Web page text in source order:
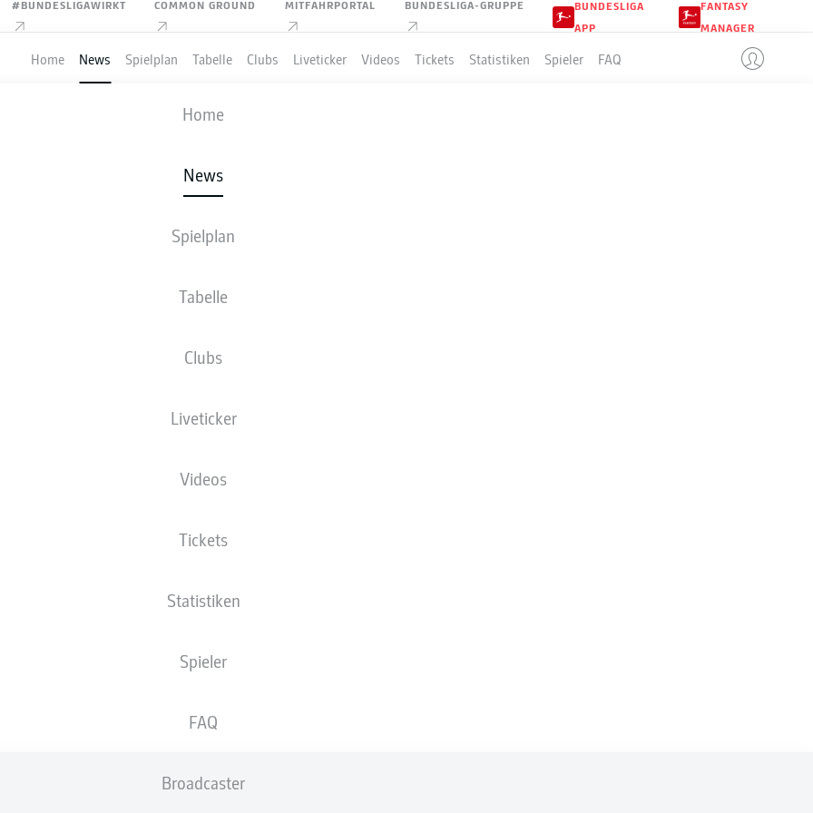
#BUNDESLIGAWIRKT COMMON GROUND MITFAHRPORTAL BUNDESLIGA-GRUPPE
BUNDESLIGA
APP
FANTASY
MANAGER
Home News Spielplan Tabelle Clubs Liveticker Videos Tickets Statistiken Spieler FAQ
Home
News
Spielplan
Tabelle
Clubs
Liveticker
Videos
Tickets
Statistiken
Spieler
FAQ
Broadcaster
Anzeige
- © IMAGO/Fernando Soares
OHNE BLESSIN